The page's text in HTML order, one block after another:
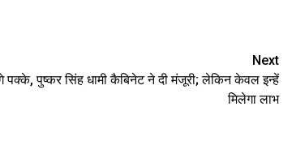
Next
पक्‍के, पुष्‍कर सिंह धामी कैबिनेट ने दी मंजूरी; लेकिन केवल इन्‍हें
मिलेगा लाभ